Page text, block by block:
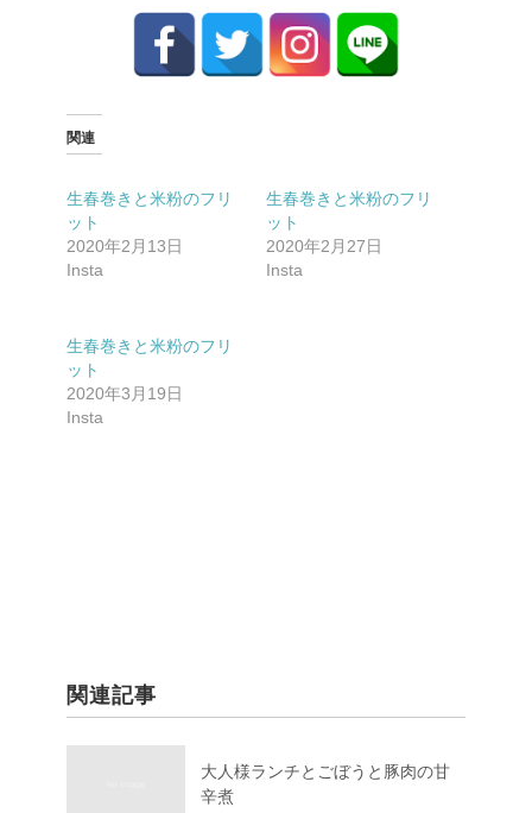
関連
生春巻きと米粉のフリ
ット
2020年2月13日
Insta
生春巻きと米粉のフリ
ット
2020年2月27日
Insta
生春巻きと米粉のフリ
ット
2020年3月19日
Insta
関連記事
大人様ランチとごぼうと豚肉の甘
辛煮